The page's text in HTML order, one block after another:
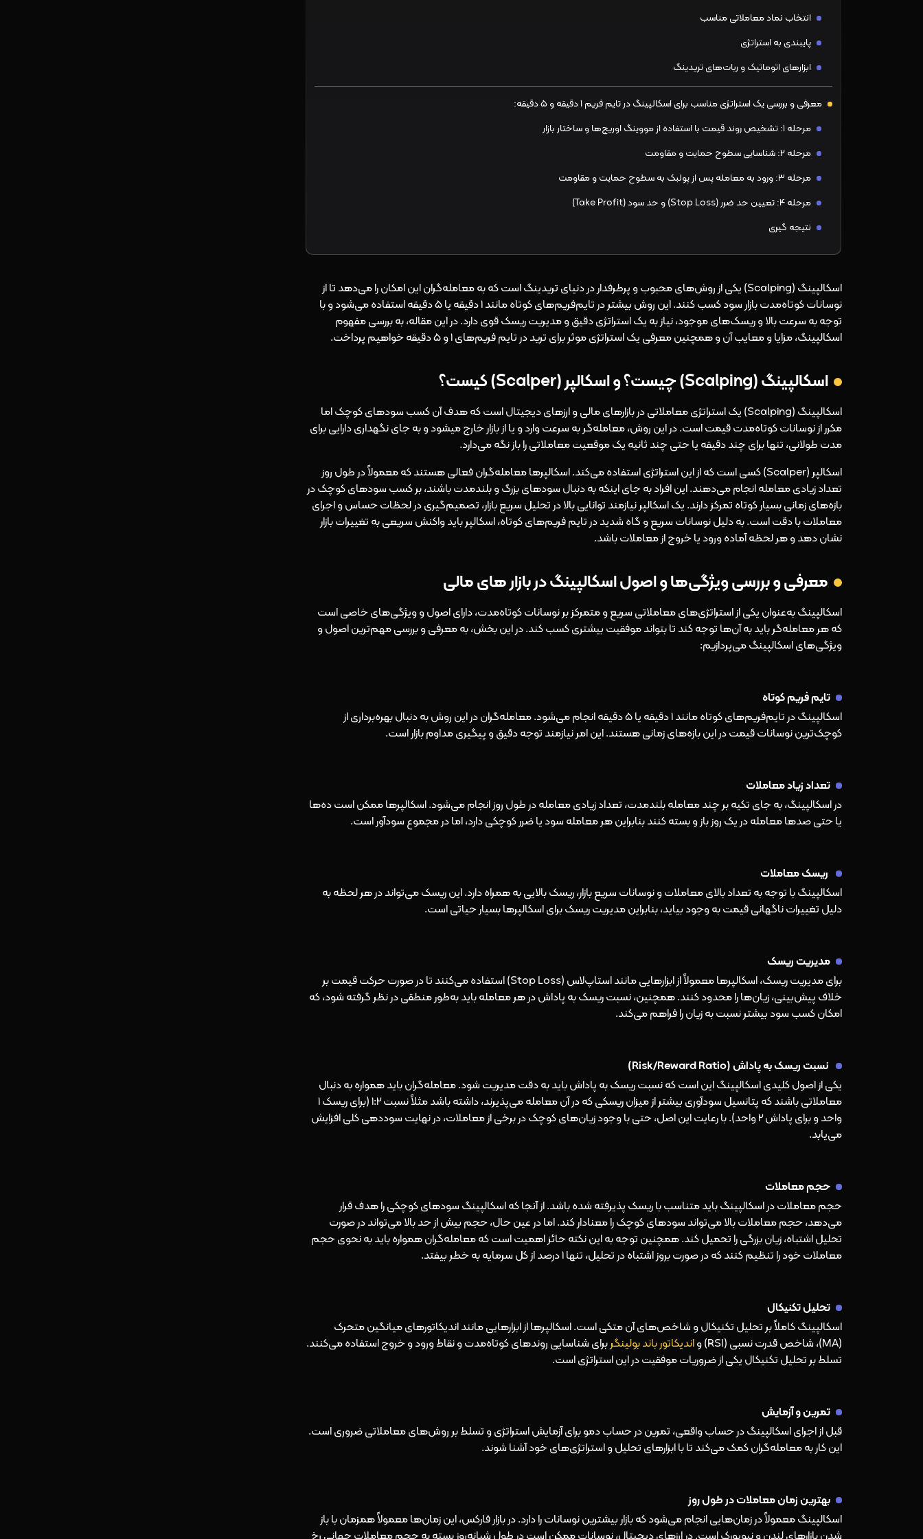
انتخاب نماد معاملاتی مناسب
پایبندی به استراتژی
ابزارهای اتوماتیک و ربات‌های تریدینگ
معرفی و بررسی یک استراتژی مناسب برای اسکالپینگ در تایم فریم ۱ دقیقه و ۵ دقیقه:
مرحله 1: تشخیص روند قیمت با استفاده از مووینگ اوریج‌ها و ساختار بازار
مرحله 2: شناسایی سطوح حمایت و مقاومت
مرحله 3: ورود به معامله پس از پولبک به سطوح حمایت و مقاومت
مرحله 4: تعیین حد ضرر (Stop Loss) و حد سود (Take Profit)
نتیجه گیری
اسکالپینگ (Scalping) یکی از روش‌های محبوب و پرطرفدار در دنیای تریدینگ است که به معامله‌گران این امکان را می‌دهد تا از
نوسانات کوتاه‌مدت بازار سود کسب کنند. این روش بیشتر در تایم‌فریم‌های کوتاه مانند ۱ دقیقه یا ۵ دقیقه استفاده می‌شود و با
توجه به سرعت بالا و ریسک‌های موجود، نیاز به یک استراتژی دقیق و مدیریت ریسک قوی دارد. در این مقاله، به بررسی مفهوم
اسکالپینگ، مزایا و معایب آن و همچنین معرفی یک استراتژی موثر برای ترید در تایم فریم‌های ۱ و ۵ دقیقه خواهیم پرداخت.
اسکالپینگ (Scalping) چیست؟ و اسکالپر (Scalper) کیست؟
اسکالپینگ (Scalping) یک استراتژی معاملاتی در بازارهای مالی و ارزهای دیجیتال است که هدف آن کسب سودهای کوچک اما
مکرر از نوسانات کوتاه‌مدت قیمت است. در این روش، معامله‌گر به سرعت وارد و یا از بازار خارج میشود و به جای نگهداری دارایی برای
مدت طولانی، تنها برای چند دقیقه یا حتی چند ثانیه یک موقعیت معاملاتی را باز نگه می‌دارد.
اسکالپر (Scalper) کسی است که از این استراتژی استفاده می‌کند. اسکالپرها معامله‌گران فعالی هستند که معمولاً در طول روز
تعداد زیادی معامله انجام می‌دهند. این افراد به جای اینکه به دنبال سودهای بزرگ و بلندمدت باشند، بر کسب سودهای کوچک در
بازه‌های زمانی بسیار کوتاه تمرکز دارند. یک اسکالپر نیازمند توانایی بالا در تحلیل سریع بازار، تصمیم‌گیری در لحظات حساس و اجرای
معاملات با دقت است. به دلیل نوسانات سریع و گاه شدید در تایم فریم‌های کوتاه، اسکالپر باید واکنش سریعی به تغییرات بازار
نشان دهد و هر لحظه آماده ورود یا خروج از معاملات باشد.
معرفی و بررسی ویژگی‌ها و اصول اسکالپینگ در بازار های مالی
اسکالپینگ به‌عنوان یکی از استراتژی‌های معاملاتی سریع و متمرکز بر نوسانات کوتاه‌مدت، دارای اصول و ویژگی‌های خاصی است
که هر معامله‌گر باید به آن‌ها توجه کند تا بتواند موفقیت بیشتری کسب کند. در این بخش، به معرفی و بررسی مهم‌ترین اصول و
ویژگی‌های اسکالپینگ می‌پردازیم:
تایم فریم کوتاه
اسکالپینگ در تایم‌فریم‌های کوتاه مانند ۱ دقیقه یا ۵ دقیقه انجام می‌شود. معامله‌گران در این روش به دنبال بهره‌برداری از
کوچک‌ترین نوسانات قیمت در این بازه‌های زمانی هستند. این امر نیازمند توجه دقیق و پیگیری مداوم بازار است.
تعداد زیاد معاملات
در اسکالپینگ، به جای تکیه بر چند معامله بلندمدت، تعداد زیادی معامله در طول روز انجام می‌شود. اسکالپرها ممکن است ده‌ها
یا حتی صدها معامله در یک روز باز و بسته کنند بنابراین هر معامله سود یا ضرر کوچکی دارد، اما در مجموع سودآور است.
ریسک معاملات
اسکالپینگ با توجه به تعداد بالای معاملات و نوسانات سریع بازار، ریسک بالایی به همراه دارد. این ریسک می‌تواند در هر لحظه به
دلیل تغییرات ناگهانی قیمت به وجود بیاید، بنابراین مدیریت ریسک برای اسکالپرها بسیار حیاتی است.
مدیریت ریسک
برای مدیریت ریسک، اسکالپرها معمولاً از ابزارهایی مانند استاپ‌لاس (Stop Loss) استفاده می‌کنند تا در صورت حرکت قیمت بر
خلاف پیش‌بینی، زیان‌ها را محدود کنند. همچنین، نسبت ریسک به پاداش در هر معامله باید به‌طور منطقی در نظر گرفته شود، که
امکان کسب سود بیشتر نسبت به زیان را فراهم می‌کند.
نسبت ریسک به پاداش (Risk/Reward Ratio)
یکی از اصول کلیدی اسکالپینگ این است که نسبت ریسک به پاداش باید به دقت مدیریت شود. معامله‌گران باید همواره به دنبال
معاملاتی باشند که پتانسیل سودآوری بیشتر از میزان ریسکی که در آن معامله می‌پذیرند، داشته باشد مثلاً نسبت 1:2 (برای ریسک 1
واحد و برای پاداش 2 واحد). با رعایت این اصل، حتی با وجود زیان‌های کوچک در برخی از معاملات، در نهایت سوددهی کلی افزایش
می‌یابد.
حجم معاملات
حجم معاملات در اسکالپینگ باید متناسب با ریسک پذیرفته شده باشد. از آنجا که اسکالپینگ سودهای کوچکی را هدف قرار
می‌دهد، حجم معاملات بالا می‌تواند سودهای کوچک را معنادار کند. اما در عین حال، حجم بیش از حد بالا می‌تواند در صورت
تحلیل اشتباه، زیان بزرگی را تحمیل کند. همچنین توجه به این نکته حائز اهمیت است که معامله‌گران همواره باید به نحوی حجم
معاملات خود را تنظیم کنند که در صورت بروز اشتباه در تحلیل، تنها 1 درصد از کل سرمایه به خطر بیفتد.
تحلیل تکنیکال
اسکالپینگ کاملاً بر تحلیل تکنیکال و شاخص‌های آن متکی است. اسکالپرها از ابزارهایی مانند اندیکاتورهای میانگین متحرک
(MA)، شاخص قدرت نسبی (RSI) و
اندیکاتور باند بولینگربرای شناسایی روندهای کوتاه‌مدت و نقاط ورود و خروج استفاده می‌کنند.
تسلط بر تحلیل تکنیکال یکی از ضروریات موفقیت در این استراتژی است.
تمرین و آزمایش
قبل از اجرای اسکالپینگ در حساب واقعی، تمرین در حساب دمو برای آزمایش استراتژی و تسلط بر روش‌های معاملاتی ضروری است.
این کار به معامله‌گران کمک می‌کند تا با ابزارهای تحلیل و استراتژی‌های خود آشنا شوند.
بهترین زمان معاملات در طول روز
اسکالپینگ معمولاً در زمان‌هایی انجام می‌شود که بازار بیشترین نوسانات را دارد. در بازار فارکس، این زمان‌ها معمولاً همزمان با باز